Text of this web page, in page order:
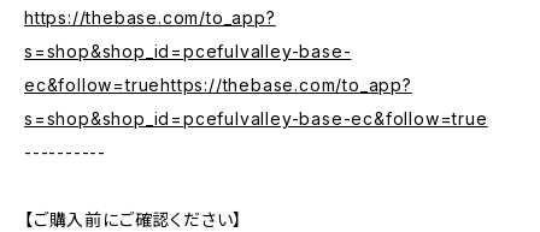
https://thebase.com/to_app?
s=shop&shop_id=pcefulvalley-base-
ec&follow=truehttps://thebase.com/to_app?
s=shop&shop_id=pcefulvalley-base-ec&follow=true
----------
【ご購入前にご確認ください】